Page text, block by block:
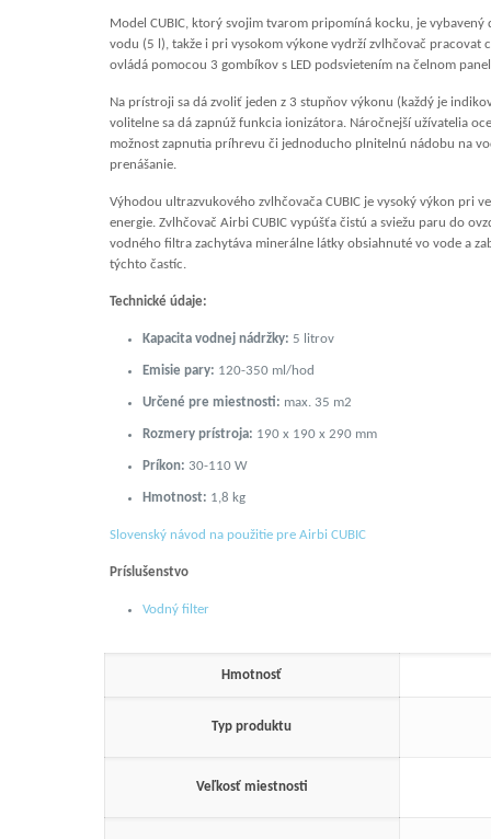
Model CUBIC, ktorý svojim tvarom pripomíná kocku, je
vodu (5 l), takže i pri vysokom výkone vydrží zvlhčovač pracovat
ovládá pomocou 3 gombíkov s LED podsvietením na čelnom
Na prístroji sa dá zvoliť jeden z 3 stupňov výkonu (každý je
volitelne sa dá zapnúž funkcia ionizátora. Náročnejší užívatelia
možnost zapnutia príhrevu či jednoducho plnitelnú nádobu na
prenášanie.
Výhodou ultrazvukového zvlhčovača CUBIC je vysoký výkon pri
energie. Zvlhčovač Airbi CUBIC vypúšťa čistú a sviežu paru do
vodného filtra zachytáva minerálne látky obsiahnuté vo vode a
týchto častíc.
Technické údaje:
Kapacita vodnej nádržky: 5 litrov
Emisie pary: 120-350 ml/hod
Určené pre miestnosti: max. 35 m2
Rozmery prístroja: 190 x 190 x 290 mm
Príkon: 30-110 W
Hmotnost: 1,8 kg
Slovenský návod na použitie pre Airbi CUBIC
Príslušenstvo
Vodný filter
Hmotnosť
Typ produktu
Veľkosť miestnosti